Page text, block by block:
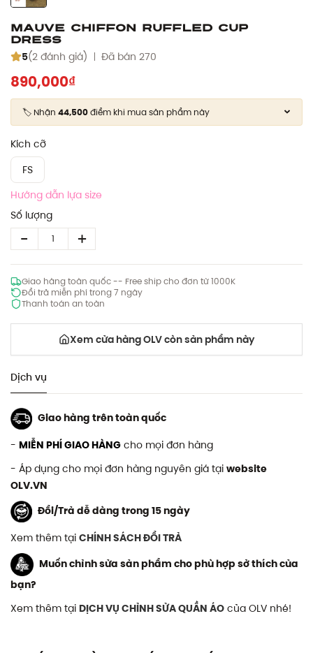
Mauve Chiffon Ruffled Cup
Dress
5(2 đánh giá) Đã bán 270
890,000₫
🏷️ Nhận 44,500điểm khi mua sản phẩm này
Kích cỡ
FS
Hướng dẫn lựa size
Số lượng
Giao hàng toàn quốc -- Free ship cho đơn từ 1000K
Đổi trả miễn phí trong 7 ngày
Thanh toán an toàn
Xem cửa hàng OLV còn sản phẩm này
Dịch vụ
Giao hàng trên toàn quốc
- MIỄN PHÍ GIAO HÀNG cho mọi đơn hàng
- Áp dụng cho mọi đơn hàng nguyên giá tại website
OLV.VN
Đổi/Trả dễ dàng trong 15 ngày
Xem thêm tại CHÍNH SÁCH ĐỔI TRẢ
Muốn chỉnh sửa sản phẩm cho phù hợp sở thích của
bạn?
Xem thêm tại DỊCH VỤ CHỈNH SỬA QUẦN ÁO của OLV nhé!